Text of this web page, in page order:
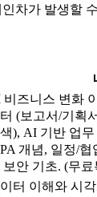
차가 발생할
비즈니스 변화
(보고서/기획
), AI 기반 업
개념, 일정/협
보안 기초. (무료
터 이해와 시